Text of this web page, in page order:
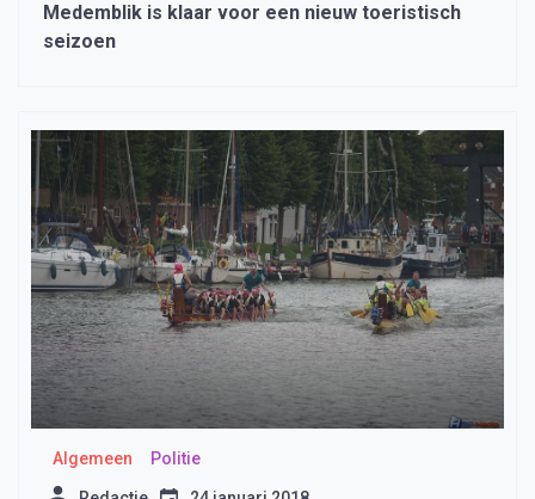
Medemblik is klaar voor een nieuw toeristisch
seizoen
Algemeen Politie